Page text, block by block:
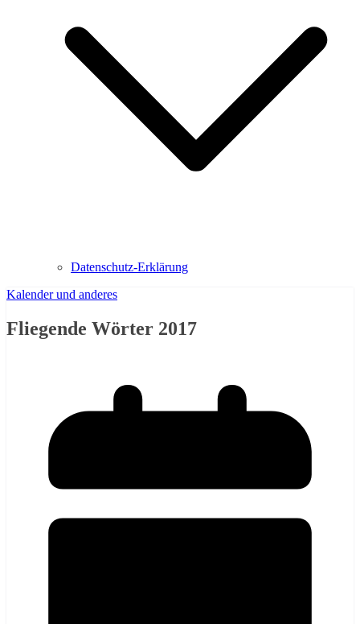
Datenschutz-Erklärung
Kalender und anderes
Fliegende Wörter 2017